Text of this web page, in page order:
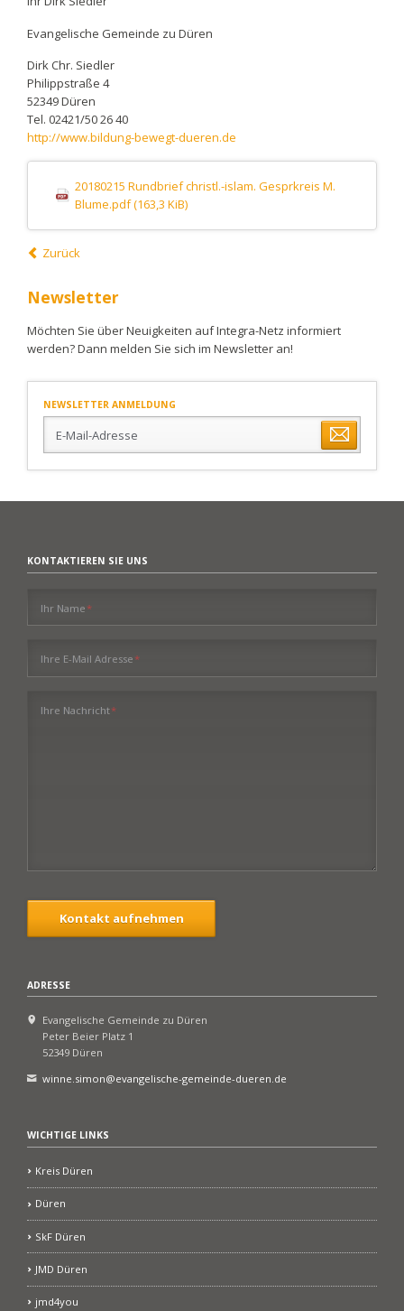
Evangelische Gemeinde zu Düren
Dirk Chr. Siedler
Philippstraße 4
52349 Düren
Tel. 02421/50 26 40
http://www.bildung-bewegt-dueren.de
20180215 Rundbrief christl.-islam. Gesprkreis M.
Blume.pdf(163,3 KiB)
Zurück
Newsletter
Möchten Sie über Neuigkeiten auf Integra-Netz informiert
werden? Dann melden Sie sich im Newsletter an!
NEWSLETTER ANMELDUNG
Mail-
KONTAKTIEREN SIE UNS
Pflichtfeld
Ihr Name*
Pflichtfeld
Ihre E-Mail Adresse*
Pflichtfeld
Ihre Nachricht*
Kontakt aufnehmen
ADRESSE
Evangelische Gemeinde zu Düren
Peter Beier Platz 1
52349 Düren
winne.simon@evangelische-gemeinde-dueren.de
WICHTIGE LINKS
Kreis Düren
Düren
SkF Düren
JMD Düren
jmd4you